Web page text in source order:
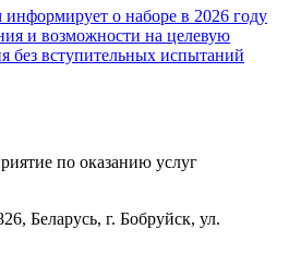
о наборе в 2026 году
и возможности на целевую
без вступительных испытаний
по оказанию услуг
Беларусь, г. Бобруйск, ул.